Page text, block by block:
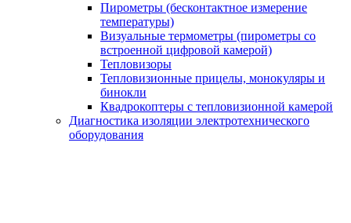
Пирометры (бесконтактное измерение
температуры)
Визуальные термометры (пирометры со
встроенной цифровой камерой)
Тепловизоры
Тепловизионные прицелы, монокуляры и
бинокли
Квадрокоптеры с тепловизионной камерой
Диагностика изоляции электротехнического
оборудования